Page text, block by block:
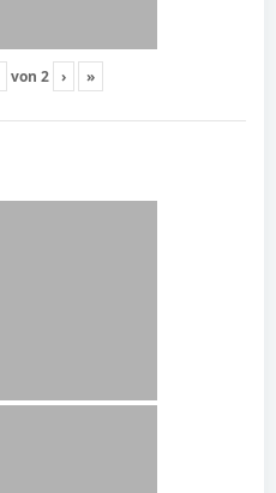
von 2 › »